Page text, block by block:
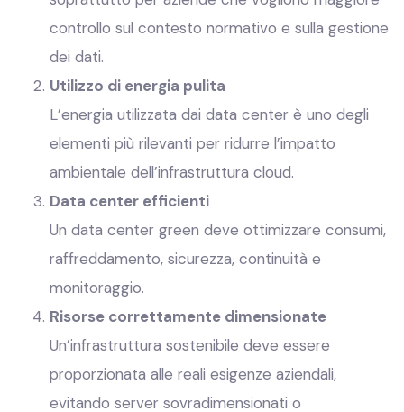
controllo sul contesto normativo e sulla gestione
dei dati.
Utilizzo di energia pulita
L’energia utilizzata dai data center è uno degli
elementi più rilevanti per ridurre l’impatto
ambientale dell’infrastruttura cloud.
Data center efficienti
Un data center green deve ottimizzare consumi,
raffreddamento, sicurezza, continuità e
monitoraggio.
Risorse correttamente dimensionate
Un’infrastruttura sostenibile deve essere
proporzionata alle reali esigenze aziendali,
evitando server sovradimensionati o